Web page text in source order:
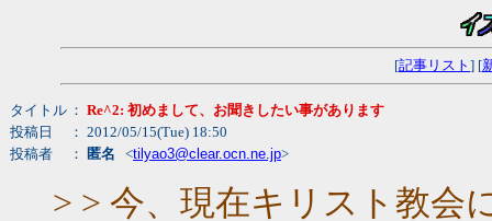
[記事リスト ] [
タイトル ： Re^2: 初めまして、お聞きしたい事があります
投稿日
： 2012/05/15(Tue) 18:50
投稿者
： 匿名 <tilyao3@clear.ocn.ne.jp>
> > 今、現在キリスト教会